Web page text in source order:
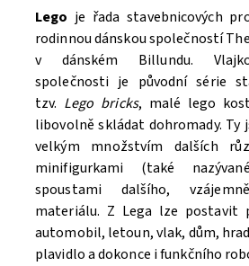
Souhlasím seZpracováním
Lego je řada stavebnicových
rodinnou dánskou společností
v dánském Billundu.
společnosti je původní série
tzv. Lego bricks, malé lego
libovolně skládat dohromady. Ty
velkým množstvím dalších
minifigurkami (také
spoustami dalšího,
materiálu. Z Lega lze postavit
automobil, letoun, vlak, dům,
plavidlo a dokonce i funkčního